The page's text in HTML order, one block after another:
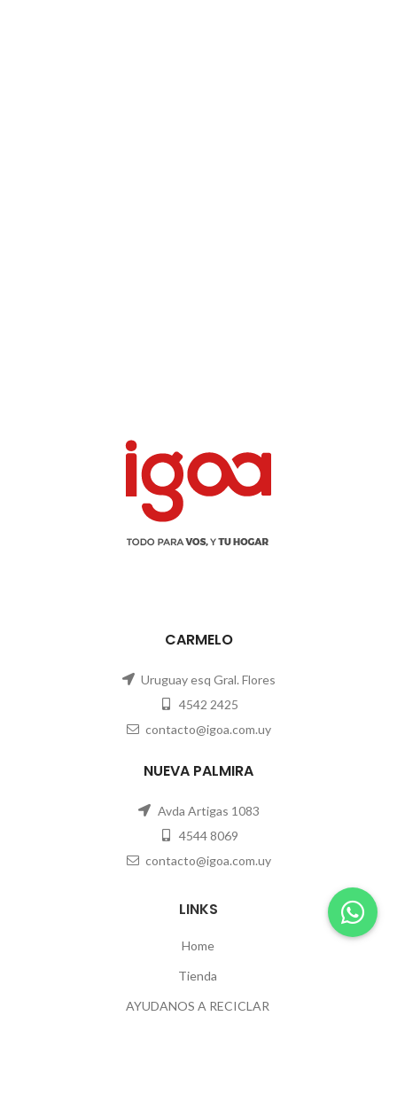
CARMELO
Uruguay esq Gral. Flores
4542 2425
contacto@igoa.com.uy
NUEVA PALMIRA
Avda Artigas 1083
4544 8069
contacto@igoa.com.uy
LINKS
Home
Tienda
AYUDANOS A RECICLAR